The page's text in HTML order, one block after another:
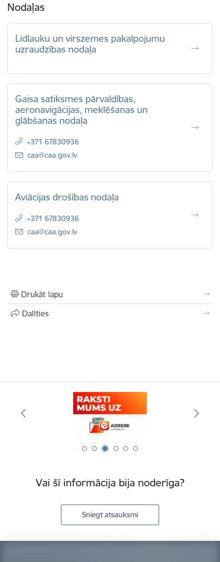
Nodaļas
Lidlauku un virszemes pakalpojumu
uzraudzības nodaļa
Gaisa satiksmes pārvaldības,
aeronavigācijas, meklēšanas un
glābšanas nodaļa
+371 67830936
E-pasts:
caa@caa.gov.lv
Aviācijas drošības nodaļa
+371 67830936
E-pasts:
caa@caa.gov.lv
Drukāt lapu
Dalīties
Vai šī informācija bija noderīga?
Sniegt atsauksmi